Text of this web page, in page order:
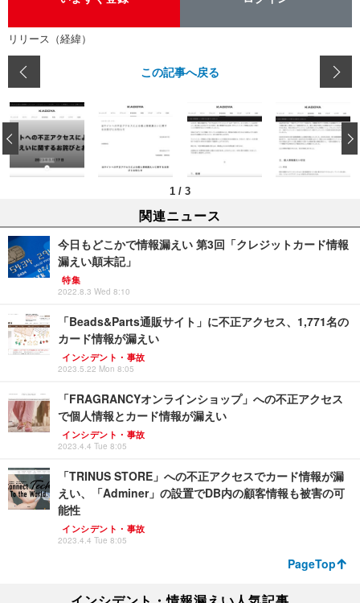
リリース（経緯）
この記事へ戻る
1 / 3
‹
関連ニュース
今日もどこかで情報漏えい 第3回「クレジットカード情報
漏えい顛末記」
特集
2022.8.3 Wed 8:10
「Beads&Parts通販サイト」に不正アクセス、1,771名の
カード情報が漏えい
インシデント・事故
2023.5.22 Mon 8:05
「FRAGRANCYオンラインショップ」への不正アクセス
で個人情報とカード情報が漏えい
インシデント・事故
2023.4.4 Tue 8:05
「TRINUS STORE」への不正アクセスでカード情報が漏
えい、「Adminer」の設置でDB内の顧客情報も被害の可
能性
インシデント・事故
2023.4.4 Tue 8:05
PageTop
インシデント・情報漏えい人気記事